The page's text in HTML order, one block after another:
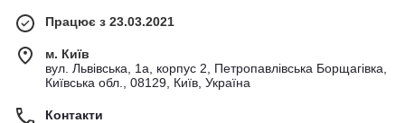
Працює з 23.03.2021
м. Київ
вул. Львівська, 1а, корпус 2, Петропавлівська Борщагівка,
Київська обл., 08129, Київ, Україна
Контакти